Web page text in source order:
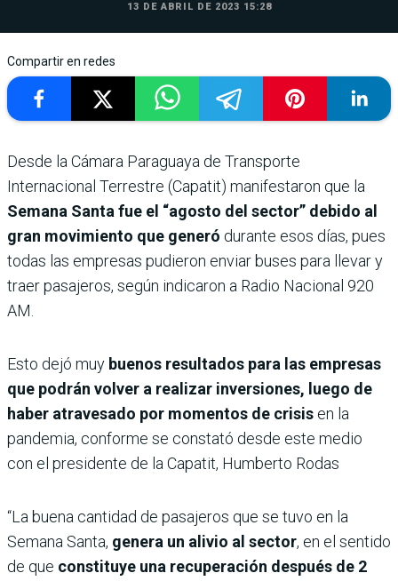
13 DE ABRIL DE 2023 15:28
Compartir en redes
Desde la Cámara Paraguaya de Transporte
Internacional Terrestre (Capatit) manifestaron que la
Semana Santa fue el “agosto del sector” debido al
gran movimiento que generó durante esos días, pues
todas las empresas pudieron enviar buses para llevar y
traer pasajeros, según indicaron a Radio Nacional 920
AM.
Esto dejó muy buenos resultados para las empresas
que podrán volver a realizar inversiones, luego de
haber atravesado por momentos de crisis en la
pandemia, conforme se constató desde este medio
con el presidente de la Capatit, Humberto Rodas
“La buena cantidad de pasajeros que se tuvo en la
Semana Santa, genera un alivio al sector, en el sentido
de que constituye una recuperación después de 2